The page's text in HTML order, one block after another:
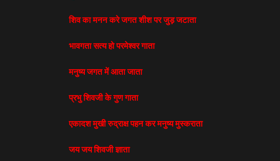
शिव का मनन करे जगत शीश पर जुड़ जटाता
भावगता सत्य हो परमेश्वर गाता
मनुष्य जगत में आता जाता
प्रभु शिवजी के गुण गाता
एकादश मुखी रुद्राक्ष पहन कर मनुष्य मुस्कराता
जय जय शिवजी ज्ञाता